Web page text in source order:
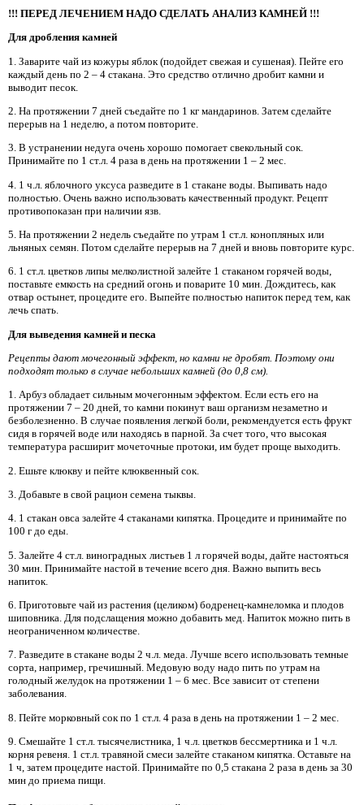
!!! ПЕРЕД ЛЕЧЕНИЕМ НАДО СДЕЛАТЬ АНАЛИЗ КАМНЕЙ !!!
Для дробления камней
1. Заварите чай из кожуры яблок (подойдет свежая и сушеная). Пейте его
каждый день по 2 – 4 стакана. Это средство отлично дробит камни и
выводит песок.
2. На протяжении 7 дней съедайте по 1 кг мандаринов. Затем сделайте
перерыв на 1 неделю, а потом повторите.
3. В устранении недуга очень хорошо помогает свекольный сок.
Принимайте по 1 ст.л. 4 раза в день на протяжении 1 – 2 мес.
4. 1 ч.л. яблочного уксуса разведите в 1 стакане воды. Выпивать надо
полностью. Очень важно использовать качественный продукт. Рецепт
противопоказан при наличии язв.
5. На протяжении 2 недель съедайте по утрам 1 ст.л. конопляных или
льняных семян. Потом сделайте перерыв на 7 дней и вновь повторите курс.
6. 1 ст.л. цветков липы мелколистной залейте 1 стаканом горячей воды,
поставьте емкость на средний огонь и поварите 10 мин. Дождитесь, как
отвар остынет, процедите его. Выпейте полностью напиток перед тем, как
лечь спать.
Для выведения камней и песка
Рецепты дают мочегонный эффект, но камни не дробят. Поэтому они
подходят только в случае небольших камней (до 0,8 см).
1. Арбуз обладает сильным мочегонным эффектом. Если есть его на
протяжении 7 – 20 дней, то камни покинут ваш организм незаметно и
безболезненно. В случае появления легкой боли, рекомендуется есть фрукт
сидя в горячей воде или находясь в парной. За счет того, что высокая
температура расширит мочеточные протоки, им будет проще выходить.
2. Ешьте клюкву и пейте клюквенный сок.
3. Добавьте в свой рацион семена тыквы.
4. 1 стакан овса залейте 4 стаканами кипятка. Процедите и принимайте по
100 г до еды.
5. Залейте 4 ст.л. виноградных листьев 1 л горячей воды, дайте настояться
30 мин. Принимайте настой в течение всего дня. Важно выпить весь
напиток.
6. Приготовьте чай из растения (целиком) бодренец-камнеломка и плодов
шиповника. Для подслащения можно добавить мед. Напиток можно пить в
неограниченном количестве.
7. Разведите в стакане воды 2 ч.л. меда. Лучше всего использовать темные
сорта, например, гречишный. Медовую воду надо пить по утрам на
голодный желудок на протяжении 1 – 6 мес. Все зависит от степени
заболевания.
8. Пейте морковный сок по 1 ст.л. 4 раза в день на протяжении 1 – 2 мес.
9. Смешайте 1 ст.л. тысячелистника, 1 ч.л. цветков бессмертника и 1 ч.л.
корня ревеня. 1 ст.л. травяной смеси залейте стаканом кипятка. Оставьте на
1 ч, затем процедите настой. Принимайте по 0,5 стакана 2 раза в день за 30
мин до приема пищи.